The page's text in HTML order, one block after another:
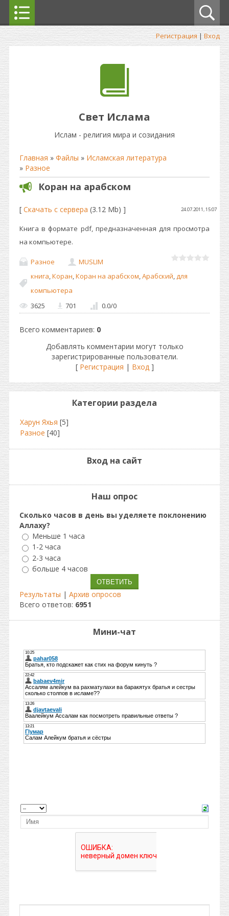
Регистрация | Вход
Свет Ислама
Ислам - религия мира и созидания
Главная » Файлы » Исламская литература
» Разное
Коран на арабском
[ Скачать с сервера (3.12 Mb) ] 24.07.2011, 15:07
Книга в формате pdf, предназначенная для просмотра
на компьютере.
Разное
MUSLIM
книга Коран Коран на арабском Арабский для
компьютера
3625
701 0.0/0
Всего комментариев: 0
Добавлять комментарии могут только
зарегистрированные пользователи.
[ Регистрация | Вход]
Категории раздела
Харун Яхья [5]
Разное [40]
Вход на сайт
Наш опрос
Сколько часов в день вы уделяете поклонению
Аллаху?
Меньше 1 часа
1-2 часа
2-3 часа
больше 4 часов
Результаты | Архив опросов
Всего ответов: 6951
Мини-чат